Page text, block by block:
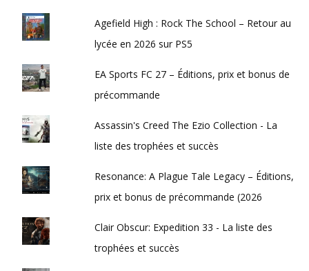
Agefield High : Rock The School – Retour au
lycée en 2026 sur PS5
EA Sports FC 27 – Éditions, prix et bonus de
précommande
Assassin's Creed The Ezio Collection - La
liste des trophées et succès
Resonance: A Plague Tale Legacy – Éditions,
prix et bonus de précommande (2026
Clair Obscur: Expedition 33 - La liste des
trophées et succès